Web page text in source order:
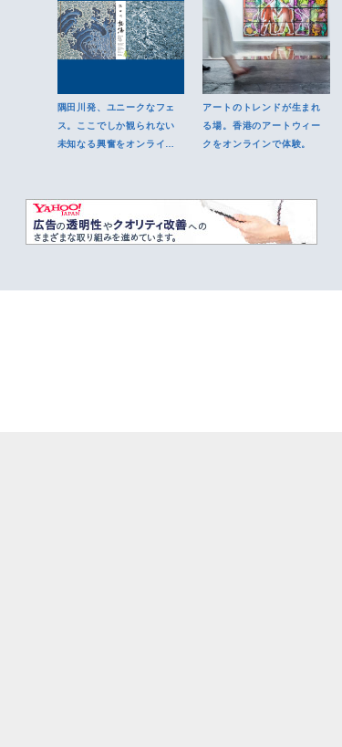
隅田川発、ユニークなフェ
ス。ここでしか観られない
未知なる興奮をオンライン
アートのトレンドが生まれ
る場。香港のアートウィー
クをオンラインで体験。